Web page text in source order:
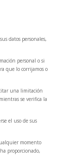
datos personales,
personal o si
que lo corrijamos o
una limitación
se verifica la
el uso de sus
momento
proporcionado,